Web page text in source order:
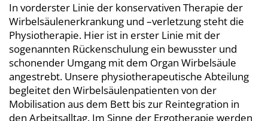
In vorderster Linie der konservativen Therapie der
Wirbelsäulenerkrankung und –verletzung steht die
Physiotherapie. Hier ist in erster Linie mit der
sogenannten Rückenschulung ein bewusster und
schonender Umgang mit dem Organ Wirbelsäule
angestrebt. Unsere physiotherapeutische Abteilung
begleitet den Wirbelsäulenpatienten von der
Mobilisation aus dem Bett bis zur Reintegration in
den Arbeitsalltag. Im Sinne der Ergotherapie werden